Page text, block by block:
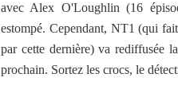
avec Alex O'Loughlin (16
estompé. Cependant, NT1 (qui
par cette dernière) va rediffusée
prochain. Sortez les crocs, le